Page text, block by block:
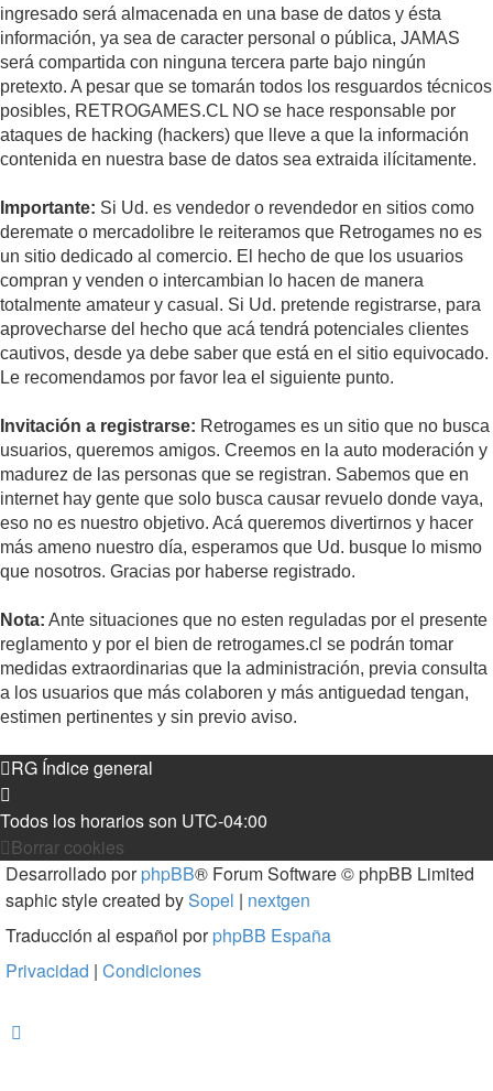
ingresado será almacenada en una base de datos y ésta
información, ya sea de caracter personal o pública, JAMAS
será compartida con ninguna tercera parte bajo ningún
pretexto. A pesar que se tomarán todos los resguardos técnicos
posibles, RETROGAMES.CL NO se hace responsable por
ataques de hacking (hackers) que lleve a que la información
contenida en nuestra base de datos sea extraida ilícitamente.
Importante: Si Ud. es vendedor o revendedor en sitios como
deremate o mercadolibre le reiteramos que Retrogames no es
un sitio dedicado al comercio. El hecho de que los usuarios
compran y venden o intercambian lo hacen de manera
totalmente amateur y casual. Si Ud. pretende registrarse, para
aprovecharse del hecho que acá tendrá potenciales clientes
cautivos, desde ya debe saber que está en el sitio equivocado.
Le recomendamos por favor lea el siguiente punto.
Invitación a registrarse: Retrogames es un sitio que no busca
usuarios, queremos amigos. Creemos en la auto moderación y
madurez de las personas que se registran. Sabemos que en
internet hay gente que solo busca causar revuelo donde vaya,
eso no es nuestro objetivo. Acá queremos divertirnos y hacer
más ameno nuestro día, esperamos que Ud. busque lo mismo
que nosotros. Gracias por haberse registrado.
Nota: Ante situaciones que no esten reguladas por el presente
reglamento y por el bien de retrogames.cl se podrán tomar
medidas extraordinarias que la administración, previa consulta
a los usuarios que más colaboren y más antiguedad tengan,
estimen pertinentes y sin previo aviso.
RG Índice general
Todos los horarios son UTC-04:00
Borrar cookies
Desarrollado porphpBB® Forum Software © phpBB Limited
saphic style created bySopel | nextgen
Traducción al español porphpBB España
Privacidad | Condiciones